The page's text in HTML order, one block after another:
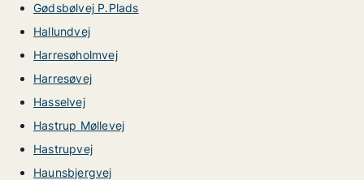
Gødsbølvej P.Plads
Hallundvej
Harresøholmvej
Harresøvej
Hasselvej
Hastrup Møllevej
Hastrupvej
Haunsbjergvej